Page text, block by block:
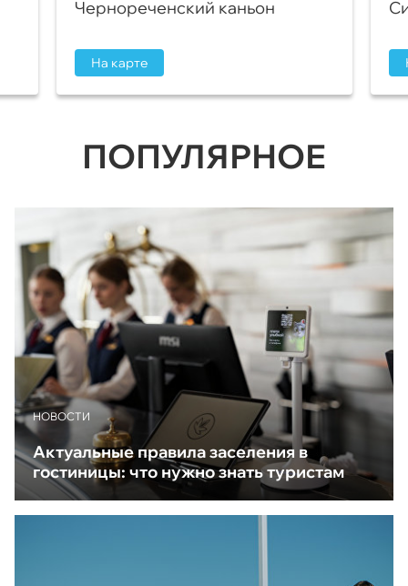
Чернореченский каньон
На карте
ПОПУЛЯРНОЕ
НОВОСТИ
Актуальные правила заселения в
гостиницы: что нужно знать туристам